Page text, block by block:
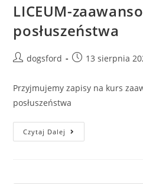
LICEUM-
posłuszeństwa
Postdogsford
Post13 sierpnia
Przyjmujemy zapisy na kurs
posłuszeństwa
Czytaj Dalej LICEUM-
Zaawansowany